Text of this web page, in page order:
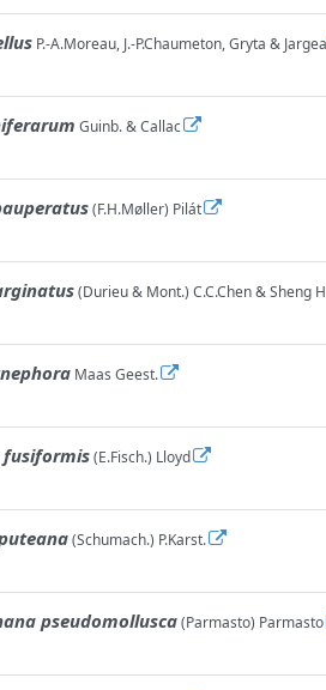
P.-A.Moreau, J.-P.Chaumeton, Gryta &
Guinb. & Callac
(F.H.Møller) Pilát
(Durieu & Mont.) C.C.Chen & Sheng
Maas Geest.
fusiformis(E.Fisch.) Lloyd
(Schumach.) P.Karst.
pseudomollusca(Parmasto) Parmasto